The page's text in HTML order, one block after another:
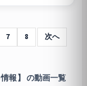
7 8 次へ
報】 の動画一覧